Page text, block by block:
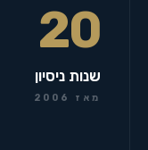
20
שנות ניסיון
מאז 2006